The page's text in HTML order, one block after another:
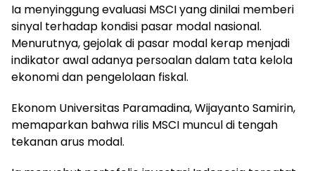
Ia menyinggung evaluasi MSCI yang dinilai memberi
sinyal terhadap kondisi pasar modal nasional.
Menurutnya, gejolak di pasar modal kerap menjadi
indikator awal adanya persoalan dalam tata kelola
ekonomi dan pengelolaan fiskal.
Ekonom Universitas Paramadina, Wijayanto Samirin,
memaparkan bahwa rilis MSCI muncul di tengah
tekanan arus modal.